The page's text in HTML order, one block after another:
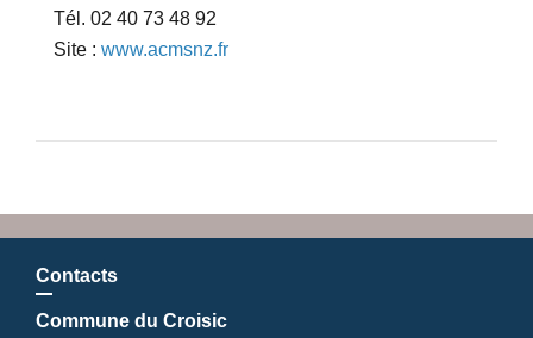
Tél. 02 40 73 48 92
Site : www.acmsnz.fr
Contacts
Commune du Croisic